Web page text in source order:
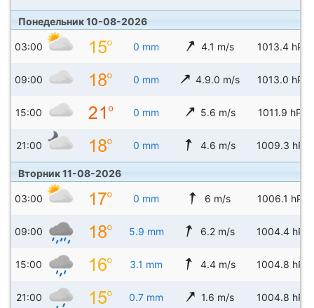
Понедельник 10-08-2026
03:00 0 mm 4.1 m/s 1013.4 hPa
09:00 0 mm 4.9.0 m/s 1013.0 hPa
15:00 0 mm 5.6 m/s 1011.9 hPa
21:00 0 mm 4.6 m/s 1009.3 hPa
Вторник 11-08-2026
03:00 0 mm 6 m/s 1006.1 hPa
09:00 5.9 mm 6.2 m/s 1004.4 hPa
15:00 3.1 mm 4.4 m/s 1004.8 hPa
21:00 0.7 mm 1.6 m/s 1004.8 hPa